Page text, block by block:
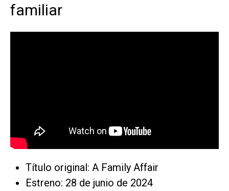
familiar
Título original: A Family Affair
Estreno: 28 de junio de 2024